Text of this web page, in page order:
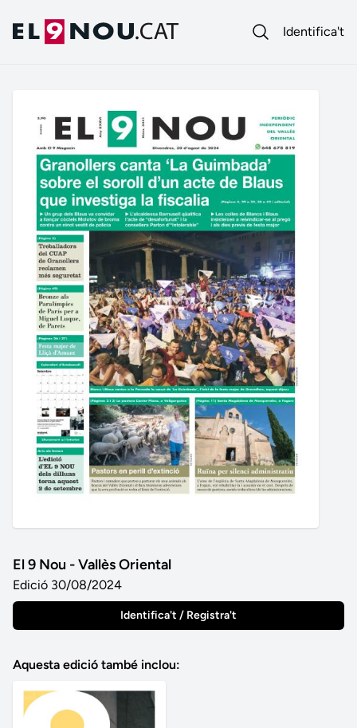
Identifica't
El 9 Nou - Vallès Oriental
Edició 30/08/2024
Identifica't / Registra't
Aquesta edició també inclou: